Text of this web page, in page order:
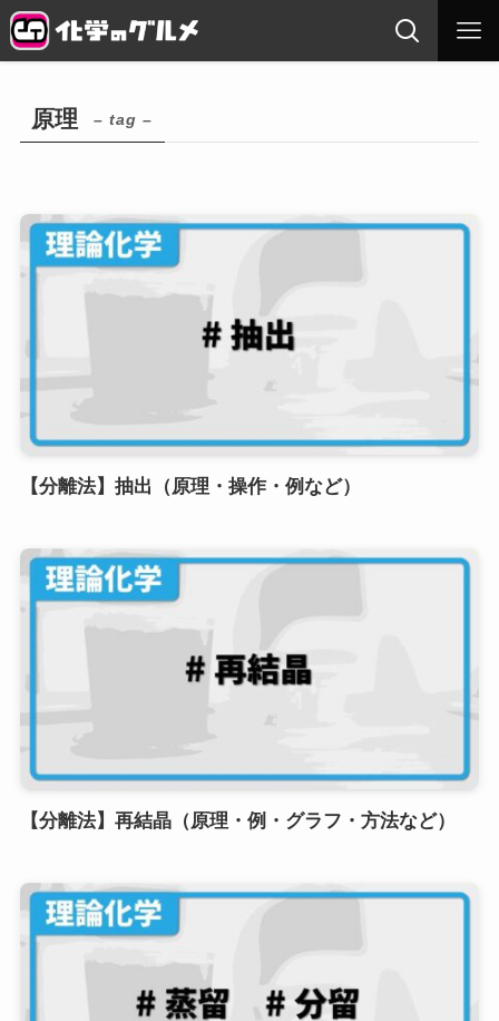
原理 – tag –
【分離法】抽出（原理・操作・例など）
【分離法】再結晶（原理・例・グラフ・方法など）